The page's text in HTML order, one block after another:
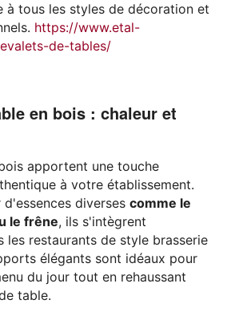
à tous les styles de décoration et
https://www.etal-
de-tables/
en bois : chaleur et
apportent une touche
à votre établissement.
diverses comme le
le frêne, ils s'intègrent
les restaurants de style brasserie
élégants sont idéaux pour
du jour tout en rehaussant
table.